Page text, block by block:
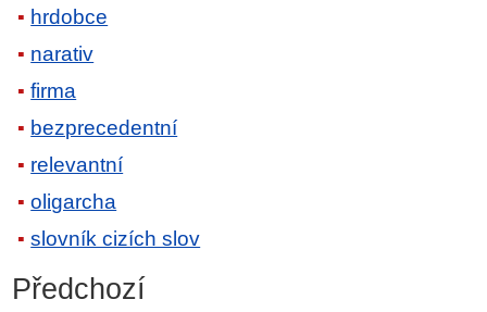
hrdobce
narativ
firma
bezprecedentní
relevantní
oligarcha
slovník cizích slov
Předchozí